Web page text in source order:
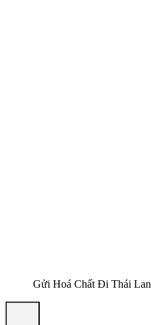
Gửi Hoá Chất Đi Thái Lan